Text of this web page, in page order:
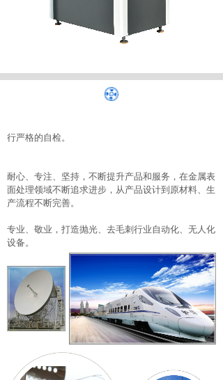
精益求精，注重细节，追求极致，不断改进产品。
行严格的自检。
耐心、专注、坚持，不断提升产品和服务，在金属表
面处理领域不断追求进步，从产品设计到原材料、生
产流程不断完善。
专业、敬业，打造抛光、去毛刺行业自动化、无人化
设备。
品牌优势BRAND ADVANTAGE
01